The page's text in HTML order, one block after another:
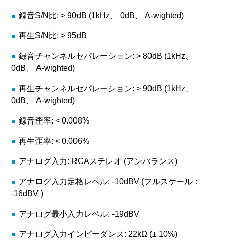
録音S/N比: > 90dB (1kHz、 0dB、 A-wighted)
再生S/N比: > 95dB
録音チャンネルセパレーション: > 80dB (1kHz、
0dB、 A-wighted)
再生チャンネルセパレーション: > 90dB (1kHz、
0dB、 A-wighted)
録音歪率: < 0.008%
再生歪率: < 0.006%
アナログ入力: RCAステレオ (アンバランス)
アナログ入力定格レベル: -10dBV (フルスケール：
-16dBV )
アナログ最小入力レベル: -19dBV
アナログ入力インピーダンス: 22kΩ (± 10%)